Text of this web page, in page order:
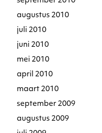
augustus 2010
juli 2010
juni 2010
mei 2010
april 2010
maart 2010
september 2009
augustus 2009